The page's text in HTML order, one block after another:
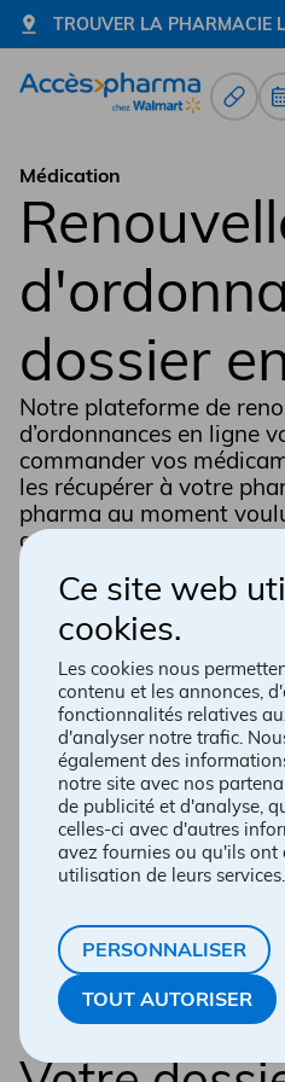
Ce site web
cookies.
Les cookies nous
contenu et les annonces,
fonctionnalités relatives
d'analyser notre trafic.
également des
notre site avec nos
de publicité et d'analyse,
celles-ci avec d'autres
avez fournies ou qu'ils ont
utilisation de leurs services.
PERSONNALISER
TOUT AUTORISER
TROUVER LA PHARMACIE
Allez à la page d'accueil
Médication
dossier
Notre plateforme de
d’ordonnances en ligne
commander vos
les récupérer à votre
pharma au moment
attendre. Vous pouvez
S'il s'agit de votre
plateforme, vous
d'accès en contactant
téléphone.
RENOUVELER MES